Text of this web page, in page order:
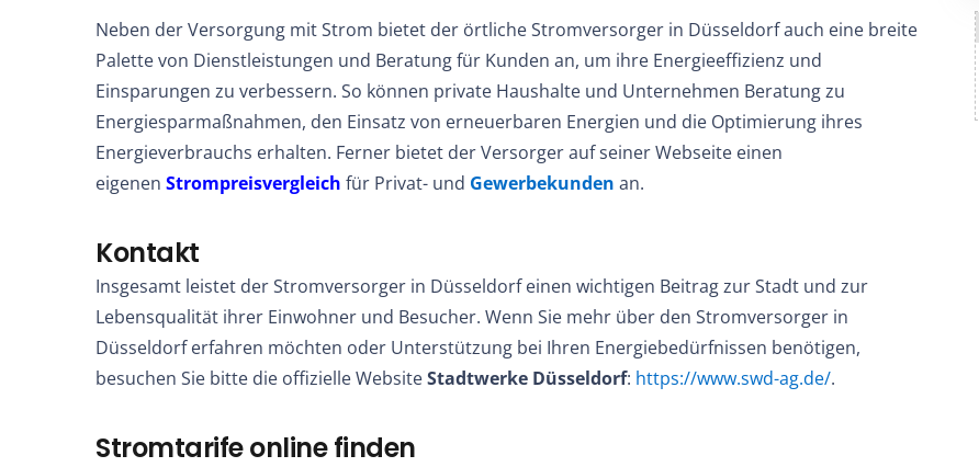
Neben der Versorgung mit Strom bietet der örtliche Stromversorger in Düsseldorf auch eine breite
Palette von Dienstleistungen und Beratung für Kunden an, um ihre Energieeffizienz und
Einsparungen zu verbessern. So können private Haushalte und Unternehmen Beratung zu
Energiesparmaßnahmen, den Einsatz von erneuerbaren Energien und die Optimierung ihres
Energieverbrauchs erhalten. Ferner bietet der Versorger auf seiner Webseite einen
eigenen Strompreisvergleich für Privat- und Gewerbekunden an.
Kontakt
Insgesamt leistet der Stromversorger in Düsseldorf einen wichtigen Beitrag zur Stadt und zur
Lebensqualität ihrer Einwohner und Besucher. Wenn Sie mehr über den Stromversorger in
Düsseldorf erfahren möchten oder Unterstützung bei Ihren Energiebedürfnissen benötigen,
besuchen Sie bitte die offizielle WebsiteStadtwerke Düsseldorf: https://www.swd-ag.de/.
Stromtarife online finden